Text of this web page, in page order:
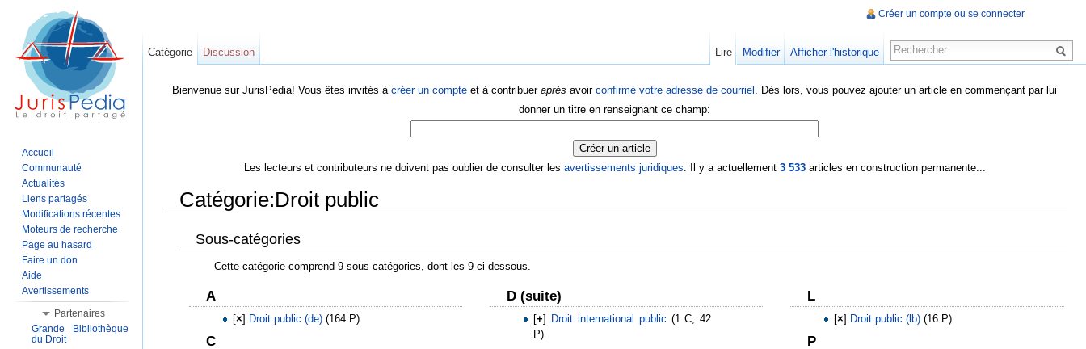
Bienvenue sur JurisPedia! Vous êtes invités à créer un compte et à contribuer après avoir confirmé votre adresse de courriel . Dès lors, vous pouvez ajouter un article en commençant par lui
donner un titre en renseignant ce champ:
Les lecteurs et contributeurs ne doivent pas oublier de consulter les avertissements juridiques. Il y a actuellement 3 533articles en construction permanente...
Catégorie:Droit public
Sous-catégories
Cette catégorie comprend 9 sous-catégories, dont les 9 ci-dessous.
A
[×] Droit public (de) ‎(164 P)
C
D (suite)
[+] Droit international public (1 C, 42
P)
L
[×] Droit public (lb) ‎(16 P)
P
Créer un compte ou se connecter
Catégorie Discussion Lire Modifier Afficher l'historique
Accueil
Communauté
Actualités
Liens partagés
Modifications récentes
Moteurs de recherche
Page au hasard
Faire un don
Aide
Avertissements
Partenaires
Grande Bibliothèque
du Droit